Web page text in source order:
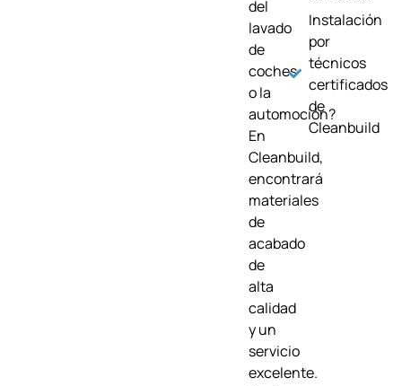
del
lavado
de
coches
o la
automoción?
En
Cleanbuild,
encontrará
materiales
de
acabado
de
alta
calidad
y un
servicio
excelente.
Instalación
por
técnicos
certificados
de
Cleanbuild